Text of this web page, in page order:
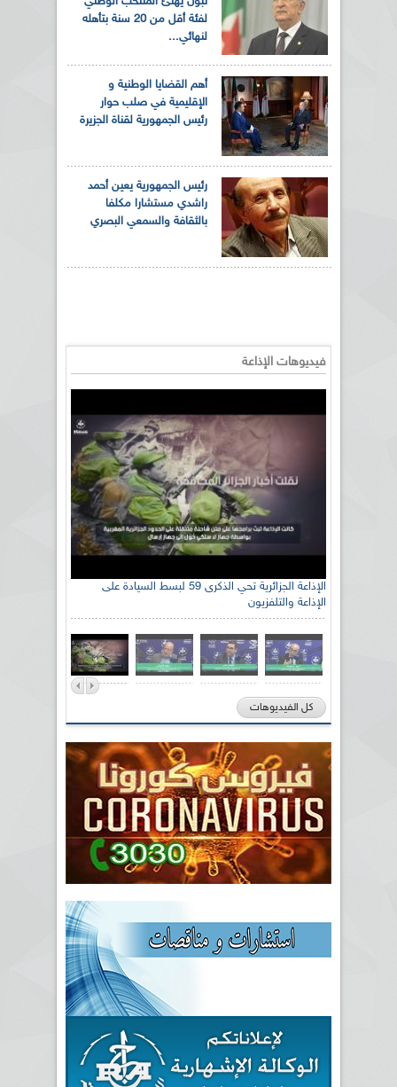
لفئة أقل من 20 سنة بتأهله
لنهائي...
أهم القضايا الوطنية و
الإقليمية في صلب حوار
رئيس الجمهورية لقناة الجزيرة
رئيس الجمهورية يعين أحمد
راشدي مستشارا مكلفا
بالثقافة والسمعي البصري
فيديوهات الإذاعة
الإذاعة الجزائرية تحي الذكرى 59 لبسط السيادة على
الإذاعة والتلفزيون
كل الفيديوهات